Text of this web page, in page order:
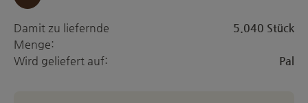
Damit zu liefernde
Menge:
5.040 Stück
Wird geliefert auf: Pal